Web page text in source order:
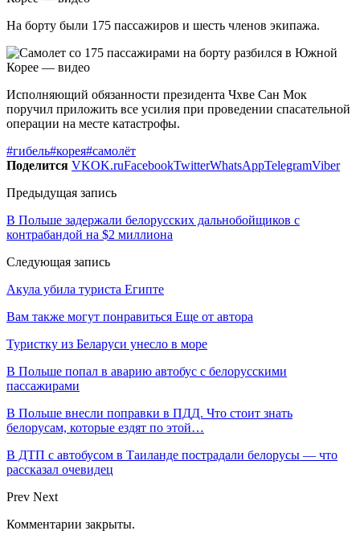
На борту были 175 пассажиров и шесть членов экипажа.
Исполняющий обязанности президента Чхве Сан Мок
поручил приложить все усилия при проведении спасательной
операции на месте катастрофы.
#гибель#корея#самолёт
Поделится VKOK.ruFacebookTwitterWhatsAppTelegramViber
Предыдущая запись
В Польше задержали белорусских дальнобойщиков с
контрабандой на $2 миллиона
Следующая запись
Акула убила туриста Египте
Вам также могут понравиться Еще от автора
Туристку из Беларуси унесло в море
В Польше попал в аварию автобус с белорусскими
пассажирами
В Польше внесли поправки в ПДД. Что стоит знать
белорусам, которые ездят по этой…
В ДТП с автобусом в Таиланде пострадали белорусы — что
рассказал очевидец
Prev Next
Комментарии закрыты.